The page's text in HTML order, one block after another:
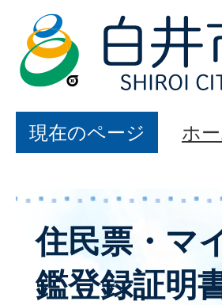
現在のページ ホ
住民票・マ
鑑登録証明